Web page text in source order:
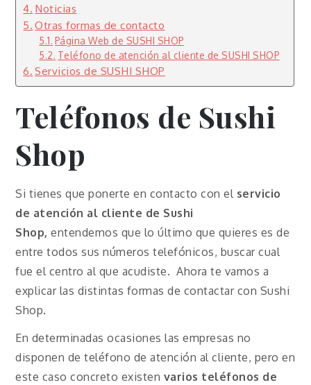
Noticias
Otras formas de contacto
Página Web de SUSHI SHOP
Teléfono de atención al cliente de SUSHI SHOP
Servicios de SUSHI SHOP
Teléfonos de Sushi
Shop
Si tienes que ponerte en contacto con el servicio
de atención al cliente de Sushi
Shop, entendemos que lo último que quieres es de
entre todos sus números telefónicos, buscar cual
fue el centro al que acudiste. Ahora te vamos a
explicar las distintas formas de contactar con Sushi
Shop.
En determinadas ocasiones las empresas no
disponen de teléfono de atención al cliente, pero en
este caso concreto existen varios teléfonos de